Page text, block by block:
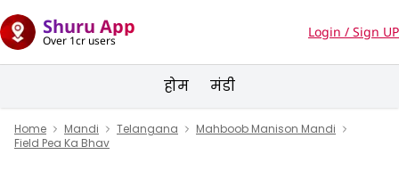
Shuru App
Over 1cr users
Login / Sign UP
होम मंडी
Home Mandi Telangana
Mahboob Manison Mandi
Field Pea Ka Bhav